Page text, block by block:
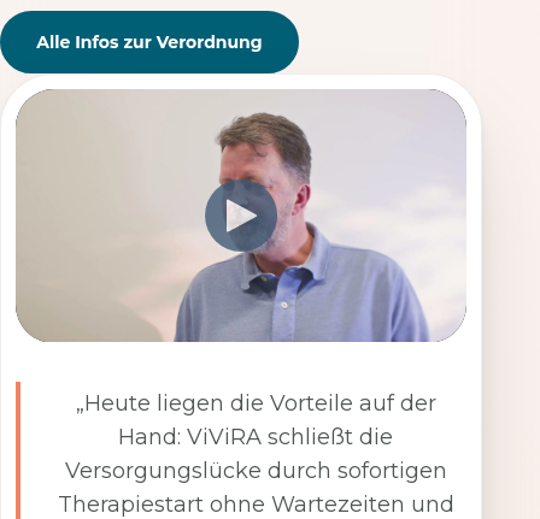
„Heute liegen die Vorteile auf der
Hand: ViViRA schließt die
Versorgungslücke durch sofortigen
Therapiestart ohne Wartezeiten und